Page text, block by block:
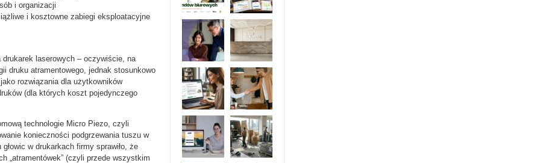
i organizacji
i kosztowne zabiegi eksploatacyjne
drukarek laserowych – oczywiście, na
druku atramentowego, jednak stosunkowo
rozwiązania dla użytkowników
(dla których koszt pojedynczego
technologie Micro Piezo, czyli
konieczności podgrzewania tuszu w
w drukarkach firmy sprawiło, że
„atramentówek” (czyli przede wszystkim